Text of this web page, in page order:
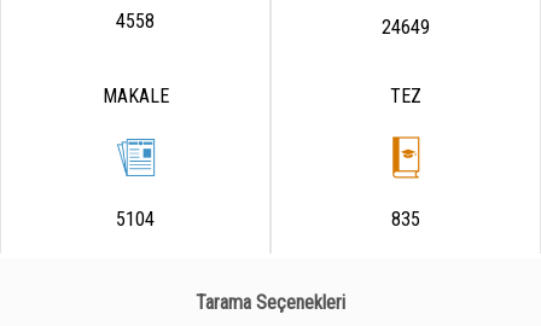
4558 24649
MAKALE
5104
TEZ
835
Tarama Seçenekleri